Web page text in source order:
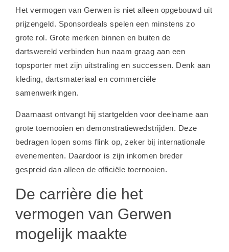
Het vermogen van Gerwen is niet alleen opgebouwd uit
prijzengeld. Sponsordeals spelen een minstens zo
grote rol. Grote merken binnen en buiten de
dartswereld verbinden hun naam graag aan een
topsporter met zijn uitstraling en successen. Denk aan
kleding, dartsmateriaal en commerciële
samenwerkingen.
Daarnaast ontvangt hij startgelden voor deelname aan
grote toernooien en demonstratiewedstrijden. Deze
bedragen lopen soms flink op, zeker bij internationale
evenementen. Daardoor is zijn inkomen breder
gespreid dan alleen de officiële toernooien.
De carrière die het
vermogen van Gerwen
mogelijk maakte